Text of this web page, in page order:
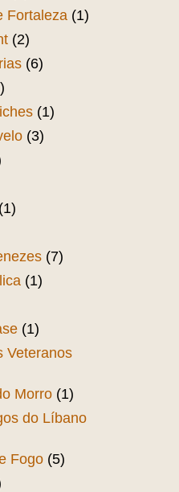
Fortaleza (1)
(2)
(6)
(1)
(3)
(1)
(7)
(1)
(1)
Veteranos
Morro (1)
do Líbano
Fogo (5)